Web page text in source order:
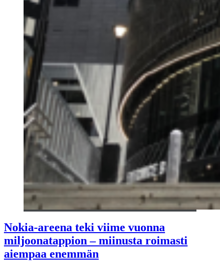
Nokia-areena teki viime vuonna
miljoonatappion – miinusta roimasti
aiempaa enemmän